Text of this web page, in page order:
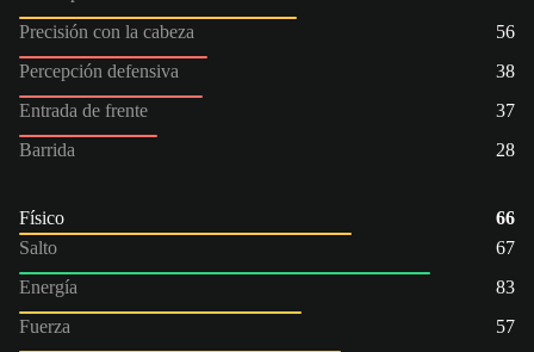
Precisión con la cabeza
56
Percepción defensiva
38
Entrada de frente
37
Barrida
28
Físico
66
Salto
67
Energía
83
Fuerza
57